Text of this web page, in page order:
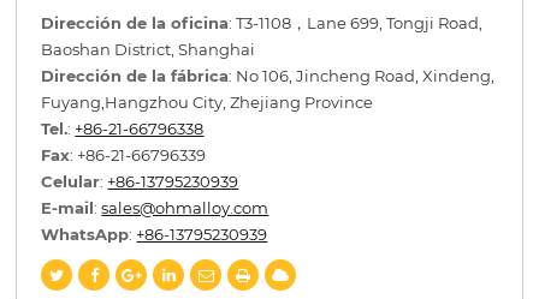
Dirección de la oficina: T3-1108，Lane 699, Tongji Road,
Baoshan District, Shanghai
Dirección de la fábrica: No 106, Jincheng Road, Xindeng,
Fuyang,Hangzhou City, Zhejiang Province
Tel.: +86-21-66796338
Fax: +86-21-66796339
Celular: +86-13795230939
E-mail:sales@ohmalloy.com
WhatsApp: +86-13795230939